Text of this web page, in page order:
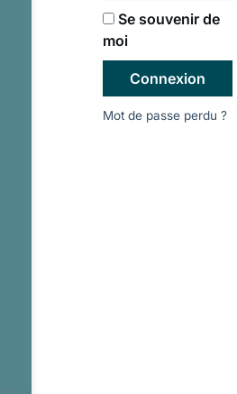
Se souvenir de
moi
Connexion
Mot de passe perdu ?